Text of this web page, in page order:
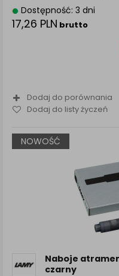
Dostępność: 3 dni
17,26 PLN brutto
Dodaj do porównania
Dodaj do listy życzeń
NOWOŚĆ
Naboje
czarny